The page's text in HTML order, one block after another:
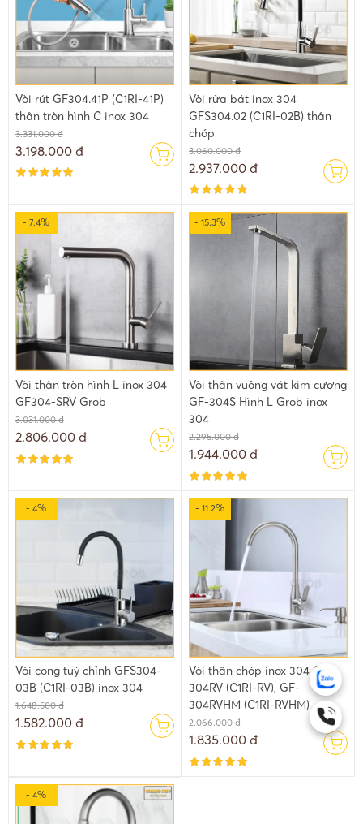
Vòi rút GF304.41P (C1RI-41P)
thân tròn hình C inox 304
3.331.000 đ
3.198.000 đ
Vòi rửa bát inox 304
GFS304.02 (C1RI-02B) thân
chóp
3.060.000 đ
2.937.000 đ
- 7.4%
Vòi thân tròn hình L inox 304
GF304-SRV Grob
3.031.000 đ
2.806.000 đ
- 15.3%
Vòi thân vuông vát kim cương
GF-304S Hình L Grob inox
304
2.295.000 đ
1.944.000 đ
- 4%
Vòi cong tuỳ chỉnh GFS304-
03B (C1RI-03B) inox 304
1.648.500 đ
1.582.000 đ
- 11.2%
Vòi thân chóp inox 304 GF-
304RV (C1RI-RV), GF-
304RVHM (C1RI-RVHM)
2.066.000 đ
1.835.000 đ
- 4%